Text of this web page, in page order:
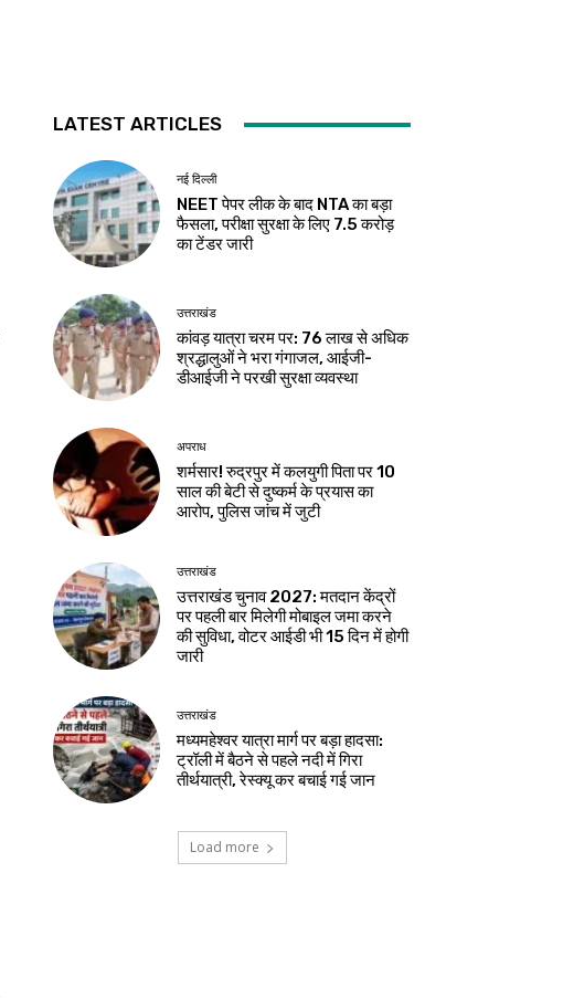
LATEST ARTICLES
नई दिल्ली
NEET पेपर लीक के बाद NTA का बड़ा
फैसला, परीक्षा सुरक्षा के लिए ₹7.5 करोड़
का टेंडर जारी
उत्तराखंड
कांवड़ यात्रा चरम पर: 76 लाख से अधिक
श्रद्धालुओं ने भरा गंगाजल, आईजी-
डीआईजी ने परखी सुरक्षा व्यवस्था
अपराध
शर्मसार! रुद्रपुर में कलयुगी पिता पर 10
साल की बेटी से दुष्कर्म के प्रयास का
आरोप, पुलिस जांच में जुटी
उत्तराखंड
उत्तराखंड चुनाव 2027: मतदान केंद्रों
पर पहली बार मिलेगी मोबाइल जमा करने
की सुविधा, वोटर आईडी भी 15 दिन में होगी
जारी
उत्तराखंड
मध्यमहेश्वर यात्रा मार्ग पर बड़ा हादसा:
ट्रॉली में बैठने से पहले नदी में गिरा
तीर्थयात्री, रेस्क्यू कर बचाई गई जान
Load more